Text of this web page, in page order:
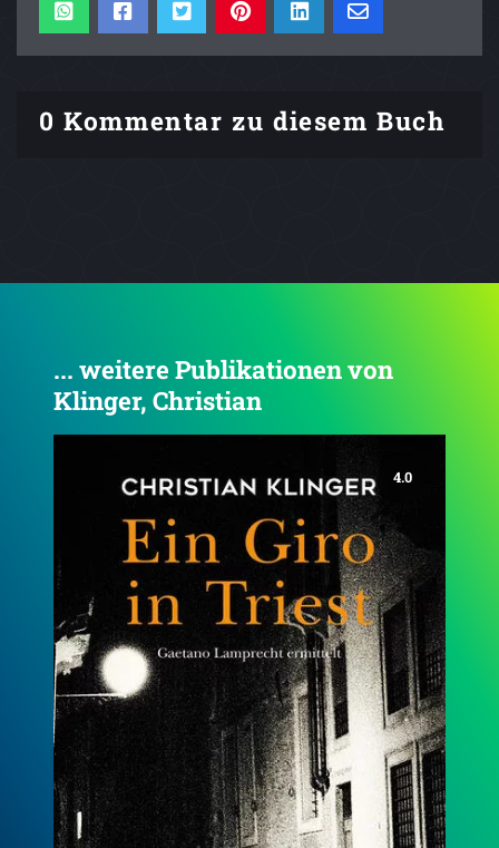
0 Kommentar zu diesem Buch
... weitere Publikationen von
Klinger, Christian
4.5